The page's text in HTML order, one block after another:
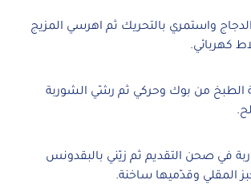
واستمري بالتحريك ثم اهرسي المزيج
كهربائي.
الطبخ من بوك وحركي ثم رشّي الشوربة
في صحن التقديم ثم زيّني بالبقدونس
المقلي وقدّميها ساخنة.